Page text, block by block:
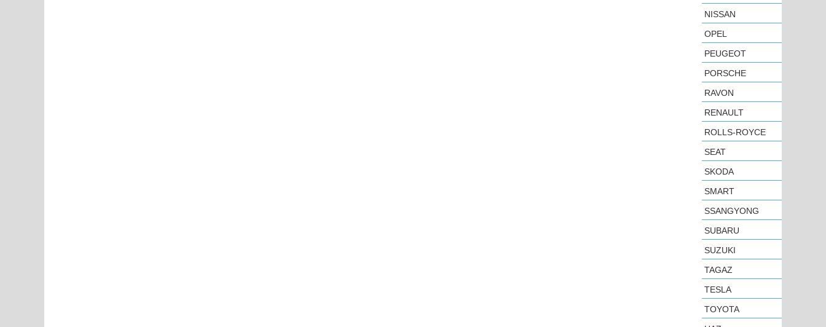
NISSAN
OPEL
PEUGEOT
PORSCHE
RAVON
RENAULT
ROLLS-ROYCE
SEAT
SKODA
SMART
SSANGYONG
SUBARU
SUZUKI
TAGAZ
TESLA
TOYOTA